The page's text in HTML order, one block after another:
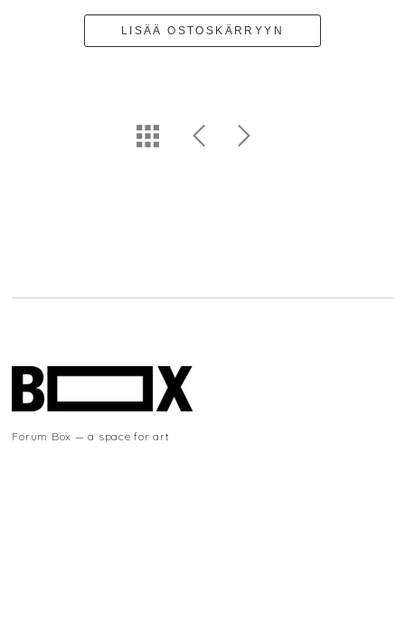
LISÄÄ OSTOSKÄRRYYN
Forum Box — a space for art